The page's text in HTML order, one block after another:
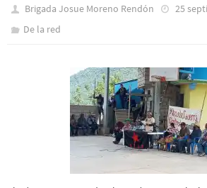
Brigada Josue Moreno Rendón
25
De la red